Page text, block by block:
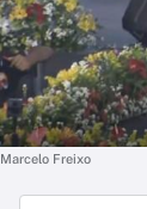
Marcelo Freixo